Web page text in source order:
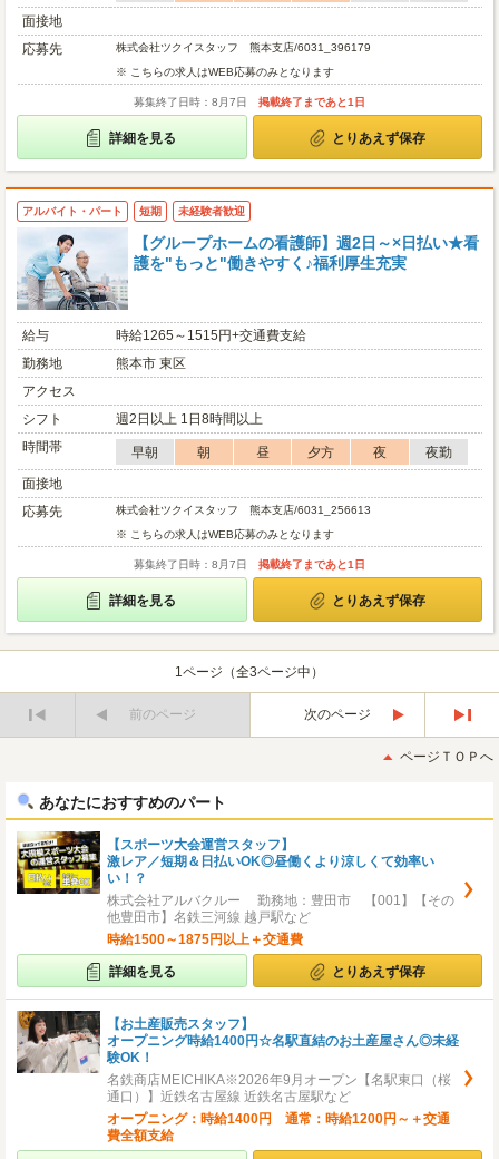
面接地
応募先
株式会社ツクイスタッフ 熊本支店/6031_396179
※ こちらの求人はWEB応募のみとなります
募集終了日時：8月7日 掲載終了まであと1日
詳細を見る とりあえず保存
アルバイト・パート 短期 未経験者歓迎
【グループホームの看護師】週2日～×日払い★看
護を"もっと"働きやすく♪福利厚生充実
給与
時給1265～1515円+交通費支給
勤務地
熊本市 東区
アクセス
シフト
週2日以上 1日8時間以上
時間帯
早朝 朝 昼 夕方 夜
夜勤
面接地
応募先
株式会社ツクイスタッフ 熊本支店/6031_256613
※ こちらの求人はWEB応募のみとなります
募集終了日時：8月7日 掲載終了まであと1日
詳細を見る とりあえず保存
1ページ（全3ページ中）
前のページ
次のページ
後
ページＴＯＰへ
あなたにおすすめのパート
【スポーツ大会運営スタッフ】
激レア／短期＆日払いOK◎昼働くより涼しくて効率い
い！？
株式会社アルバクルー 勤務地：豊田市 【001】【その
他豊田市】名鉄三河線 越戸駅など
時給1500～1875円以上＋交通費
詳細を見る とりあえず保存
【お土産販売スタッフ】
オープニング時給1400円☆名駅直結のお土産屋さん◎未経
験OK！
名鉄商店MEICHIKA※2026年9月オープン【名駅東口（桜
通口）】近鉄名古屋線 近鉄名古屋駅など
オープニング：時給1400円 通常：時給1200円～＋交通
費全額支給